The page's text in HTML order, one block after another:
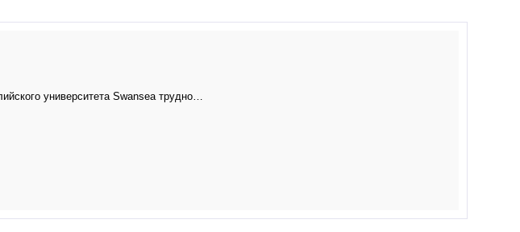
университета Swansea трудно…